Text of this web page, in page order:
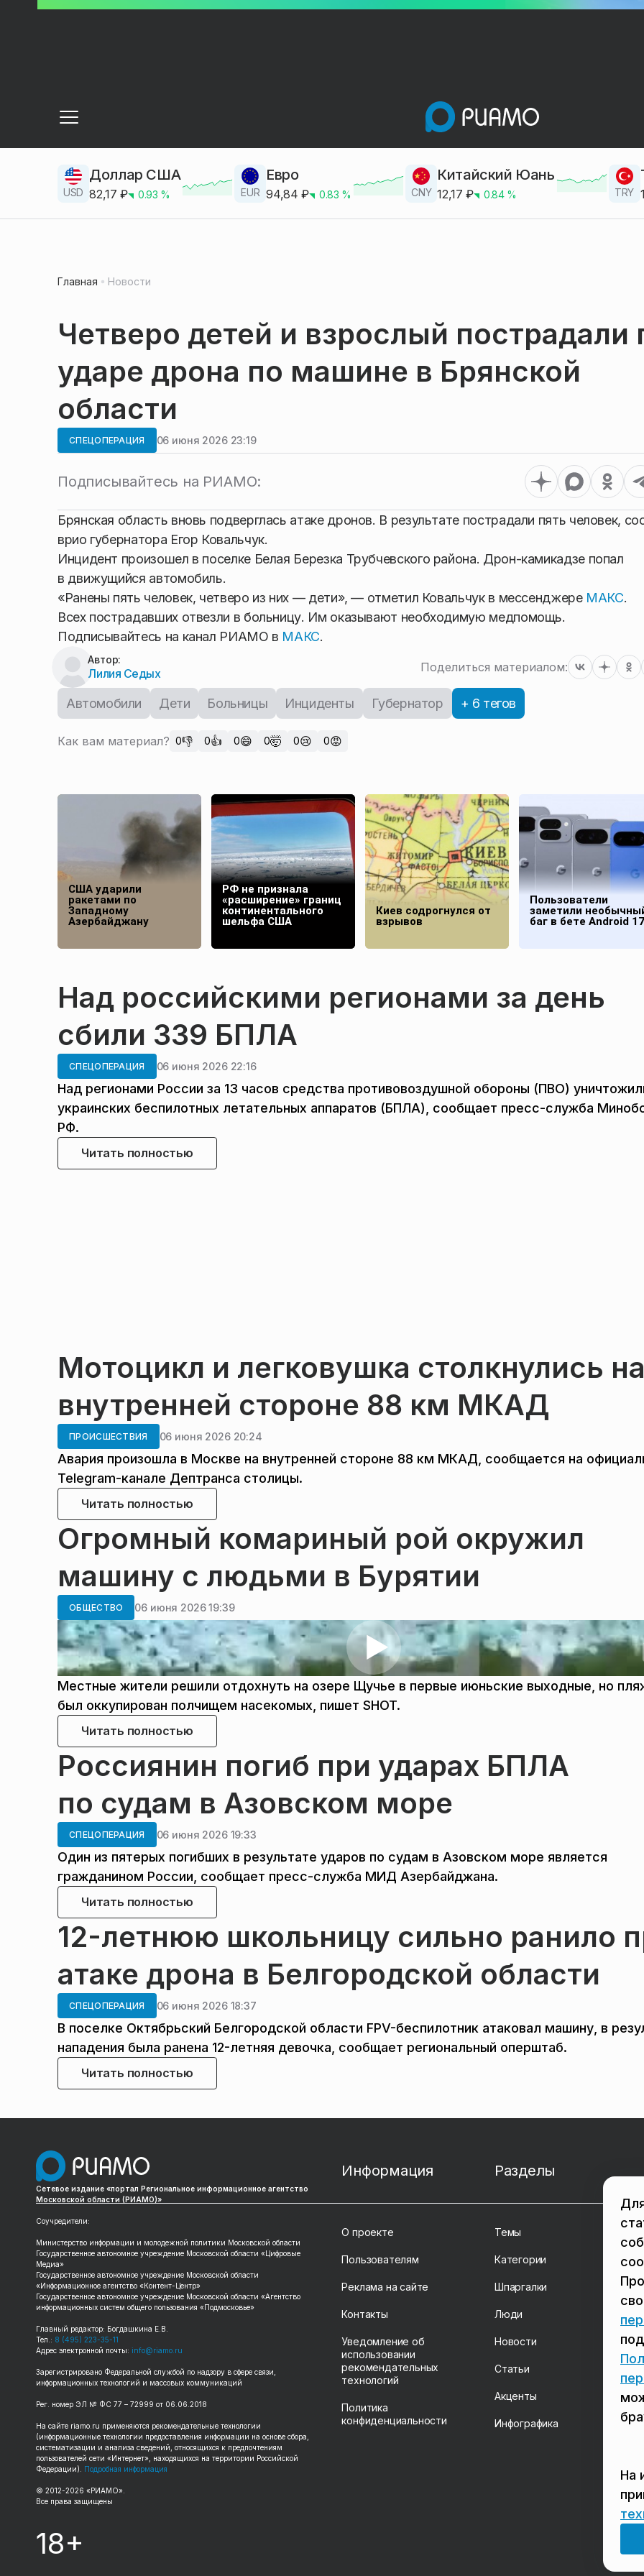
USD
Доллар США
82,17 ₽ 0.93 % EUR
Евро
94,84 ₽ 0.83 % CNY
Китайский Юань
12,17 ₽ 0.84% TRY
Главная Новости
Четверо детей и взрослый пострадали
ударе дрона по машине в Брянской
области
СПЕЦОПЕРАЦИЯ 06 июня 2026 23:19
Подписывайтесь на РИАМО:
Брянская область вновь подверглась атаке дронов. В результате пострадали пять человек,
врио губернатора Егор Ковальчук.
Инцидент произошел в поселке Белая Березка Трубчевского района. Дрон-камикадзе попал
в движущийся автомобиль.
«Ранены пять человек, четверо из них — дети», — отметил Ковальчук в мессенджере МАКС.
Всех пострадавших отвезли в больницу. Им оказывают необходимую медпомощь.
Подписывайтесь на канал РИАМО в МАКС.
Автор:
Лилия Седых Поделиться материалом:
Автомобили Дети Больницы Инциденты Губернатор + 6 тегов
Как вам материал? 0👎 0👍 0😄 0🤯 0😢 0😡
США ударили
ракетами по
Западному
Азербайджану
РФ не признала
«расширение» границ
континентального
шельфа США
Киев содрогнулся от
взрывов
Пользователи
заметили
баг в бете Android 17
Над российскими регионами за день
сбили 339 БПЛА
СПЕЦОПЕРАЦИЯ 06 июня 2026 22:16
Над регионами России за 13 часов средства противовоздушной обороны (ПВО)
украинских беспилотных летательных аппаратов (БПЛА), сообщает пресс-служба
РФ.
Читать полностью
Мотоцикл и легковушка столкнулись на
внутренней стороне 88 км МКАД
ПРОИСШЕСТВИЯ 06 июня 2026 20:24
Авария произошла в Москве на внутренней стороне 88 км МКАД, сообщается на
Telegram-канале Дептранса столицы.
Читать полностью
Огромный комариный рой окружил
машину с людьми в Бурятии
ОБЩЕСТВО 06 июня 2026 19:39
Местные жители решили отдохнуть на озере Щучье в первые июньские выходные, но
был оккупирован полчищем насекомых, пишет SHOT.
Читать полностью
Россиянин погиб при ударах БПЛА
по судам в Азовском море
СПЕЦОПЕРАЦИЯ 06 июня 2026 19:33
Один из пятерых погибших в результате ударов по судам в Азовском море является
гражданином России, сообщает пресс-служба МИД Азербайджана.
Читать полностью
12-летнюю школьницу сильно ранило
атаке дрона в Белгородской области
СПЕЦОПЕРАЦИЯ 06 июня 2026 18:37
В поселке Октябрьский Белгородской области FPV-беспилотник атаковал машину, в
нападения была ранена 12-летняя девочка, сообщает региональный оперштаб.
Читать полностью
Сетевое издание «портал Региональное информационное агентство
Московской области (РИАМО)»
Соучредители:
Министерство информации и молодежной политики Московской области
Государственное автономное учреждение Московской области «Цифровые
Медиа»
Государственное автономное учреждение Московской области
«Информационное агентство «Контент-Центр»
Государственное автономное учреждение Московской области «Агентство
информационных систем общего пользования «Подмосковье»
Главный редактор: Богдашкина Е.В.
Тел.: 8 (495) 223-35-11
Адрес электронной почты:info@riamo.ru
Зарегистрировано Федеральной службой по надзору в сфере связи,
информационных технологий и массовых коммуникаций
Рег. номер ЭЛ № ФС 77 – 72999 от 06.06.2018
На сайте riamo.ru применяются рекомендательные технологии
(информационные технологии предоставления информации на основе сбора,
систематизации и анализа сведений, относящихся к предпочтениям
пользователей сети «Интернет», находящихся на территории Российской
Федерации). Подробная информация
© 2012-2026 «РИАМО».
Все права защищены
Информация
О проекте
Пользователям
Реклама на сайте
Контакты
Уведомление об
использовании
рекомендательных
технологий
Политика
конфиденциальности
Разделы
Темы
Категории
Шпаргалки
Люди
Новости
Статьи
Акценты
Инфографика
18+
На